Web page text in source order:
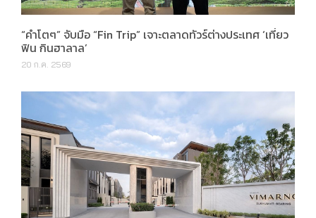
“คำโตๆ” จับมือ “Fin Trip” เจาะตลาดทัวร์ต่างประเทศ ‘เที่ยว
ฟิน กินฮาลาล’
20 ก.ค. 2569